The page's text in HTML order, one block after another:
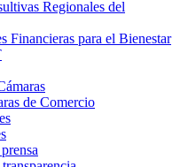
Regionales del
Financieras para el Bienestar
de Comercio